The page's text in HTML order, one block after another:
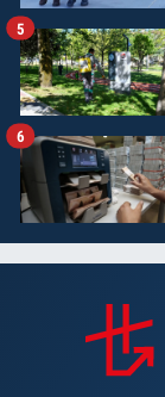
5
6